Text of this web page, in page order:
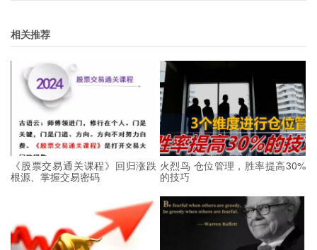
相关推荐
《股票交易通关课程》回归涨跌
根源、掌握交易密码
火烈鸟 仓位管理，胜率提高30%
的技巧